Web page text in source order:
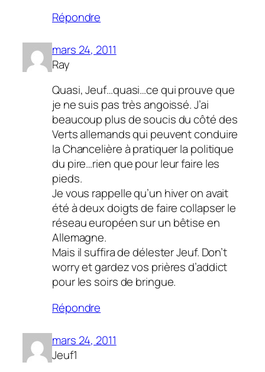
Répondre
mars 24, 2011
Ray
Quasi, Jeuf…quasi…ce qui prouve que
je ne suis pas très angoissé. J’ai
beaucoup plus de soucis du côté des
Verts allemands qui peuvent conduire
la Chancelière à pratiquer la politique
du pire…rien que pour leur faire les
pieds.
Je vous rappelle qu’un hiver on avait
été à deux doigts de faire collapser le
réseau européen sur un bêtise en
Allemagne.
Mais il suffira de délester Jeuf. Don’t
worry et gardez vos prières d’addict
pour les soirs de bringue.
Répondre
mars 24, 2011
Jeuf1